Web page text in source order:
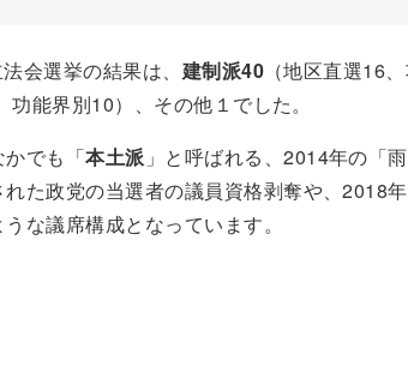
会選挙の結果は、 建制派40 （地区直選16
功能界別10）、その他１でした。
かでも「本土派 」と呼ばれる、2014年の「
た政党の当選者の議員資格剥奪や、2018
な議席構成となっています。